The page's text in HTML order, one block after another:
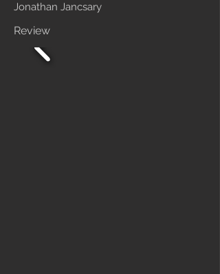
Jonathan Jancsary
Review